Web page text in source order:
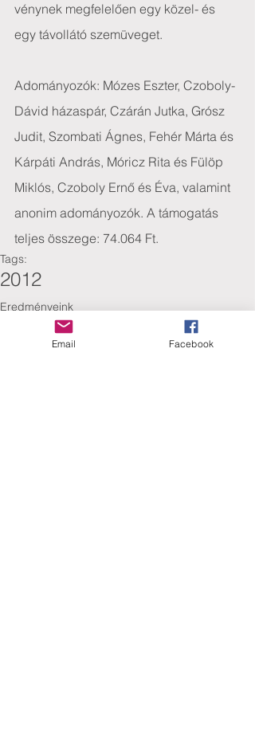
vénynek megfelelően egy közel- és
egy távollátó szemüveget.
Adományozók: Mózes Eszter, Czoboly-
Dávid házaspár, Czárán Jutka, Grósz
Judit, Szombati Ágnes, Fehér Márta és
Kárpáti András, Móricz Rita és Fülöp
Miklós, Czoboly Ernő és Éva, valamint
anonim adományozók. A támogatás
teljes összege: 74.064 Ft.
Tags:
2012
Eredményeink
Email Facebook